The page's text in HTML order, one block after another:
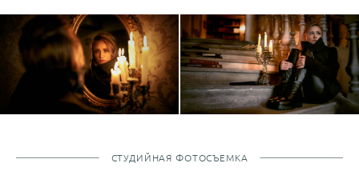
СТУДИЙНАЯ ФОТОСЪЕМКА